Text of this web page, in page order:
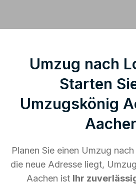
Umzug nach
Starten
Umzugskönig
Planen Sie einen Umzug
die neue Adresse liegt,
Aachen ist Ihr